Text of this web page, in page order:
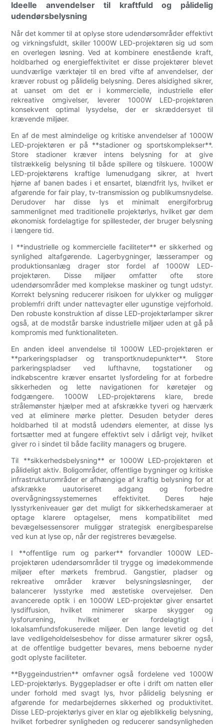
Ideelle anvendelser til kraftfuld og pålidelig
udendørsbelysning
Når det kommer til at oplyse store udendørsområder effektivt
og virkningsfuldt, skiller 1000W LED-projektøren sig ud som
en overlegen løsning. Ved at kombinere enestående kraft,
holdbarhed og energieffektivitet er disse projektører blevet
uundværlige værktøjer til en bred vifte af anvendelser, der
kræver robust og pålidelig belysning. Deres alsidighed sikrer,
at uanset om det er i kommercielle, industrielle eller
rekreative omgivelser, leverer 1000W LED-projektøren
konsekvent optimal lysydelse, der er skræddersyet til
krævende miljøer.
En af de mest almindelige og kritiske anvendelser af 1000W
LED-projektøren er på **stadioner og sportskomplekser**.
Store stadioner kræver intens belysning for at give
tilstrækkelig belysning til både spillere og tilskuere. 1000W
LED-projektørens kraftige lumenudgang sikrer, at hvert
hjørne af banen bades i et ensartet, blændfrit lys, hvilket er
afgørende for fair play, tv-transmission og publikumsnydelse.
Derudover har disse lys et minimalt energiforbrug
sammenlignet med traditionelle projektørlys, hvilket gør dem
økonomisk fordelagtige for spillesteder, der bruger belysning
i længere tid.
I **industrielle og kommercielle faciliteter** er sikkerhed og
synlighed altafgørende. Lagerbygninger, læsseramper og
produktionsanlæg drager stor fordel af 1000W LED-
projektøren. Disse miljøer omfatter ofte store
udendørsområder med komplekse maskiner og tungt udstyr.
Korrekt belysning reducerer risikoen for ulykker og muliggør
problemfri drift under nattevagter eller ugunstige vejrforhold.
Den robuste konstruktion af disse LED-projektørlamper sikrer
også, at de modstår barske industrielle miljøer uden at gå på
kompromis med funktionaliteten.
En anden ideel anvendelse til 1000W LED-projektøren er
**parkeringspladser og transportknudepunkter**. Store
parkeringspladser ved lufthavne, togstationer og
indkøbscentre kræver ensartet lysfordeling for at forbedre
sikkerheden og lette navigationen for køretøjer og
fodgængere. 1000W LED-projektørens klare, brede
strålemønster hjælper med at afskrække tyveri og hærværk
ved at eliminere mørke pletter. Desuden betyder deres
holdbarhed til at modstå udendørs elementer, at disse lys
fortsætter med at fungere effektivt selv i dårligt vejr, hvilket
giver ro i sindet til både facility managers og brugere.
Til **sikkerhedsbelysning** er 1000W LED-projektøren et
pålideligt aktiv. Boligområder, offentlige bygninger og kritiske
infrastrukturområder er afhængige af kraftig belysning for at
afskrække uautoriseret adgang og forbedre
overvågningssystemernes effektivitet. Deres høje
lysstyrkeniveauer gør det muligt for sikkerhedskameraer at
optage klarere optagelser, mens kompatibilitet med
bevægelsessensorer muliggør strategisk energibesparelse
ved kun at lyse op, når der registreres bevægelse.
I **offentlige rum og parker** forvandler 1000W LED-
projektøren udendørsområder til trygge og imødekommende
miljøer efter mørkets frembrud. Gangstier, pladser og
rekreative områder kræver belysningsløsninger, der
balancerer lysstyrke med æstetiske overvejelser. Den
avancerede optik i en 1000W LED-projektør giver ensartet
lysdiffusion, hvilket minimerer skarpe skygger og
lysforurening, hvilket er fordelagtigt i
lokalsamfundsfokuserede miljøer. Den lange levetid og det
lave vedligeholdelsesbehov for disse armaturer sikrer også,
at de offentlige budgetter bevares, mens beboerne nyder
godt oplyste faciliteter.
**Byggeindustrien** omfavner også fordelene ved 1000W
LED-projektørlys. Byggepladser er ofte i drift om natten eller
under forhold med svagt lys, hvor pålidelig belysning er
afgørende for medarbejdernes sikkerhed og produktivitet.
Disse LED-projektørlys giver en klar og øjeblikkelig belysning,
hvilket forbedrer synligheden og reducerer sandsynligheden